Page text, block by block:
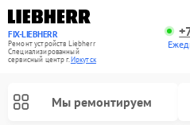
FIX-LIEBHERR
Ремонт устройств Liebherr
Специализированный
cервисный центр г.Иркутск
Мы ремонтируем